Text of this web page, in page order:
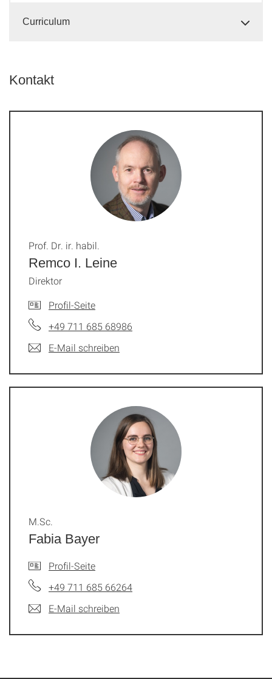
Curriculum
Kontakt
Remco I. Leine
Prof. Dr. ir. habil.
Direktor
Profil-Seite
+49 711 685 68986
E-Mail schreiben
Fabia Bayer
M.Sc.
Profil-Seite
+49 711 685 66264
E-Mail schreiben